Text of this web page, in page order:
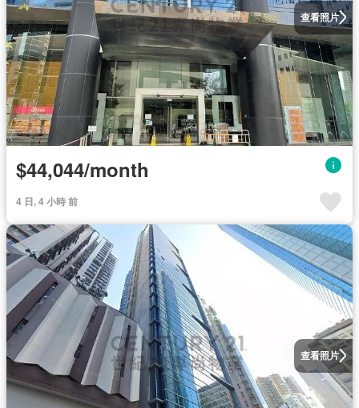
查看照片
$44,044/month
4 日, 4 小時 前
查看照片